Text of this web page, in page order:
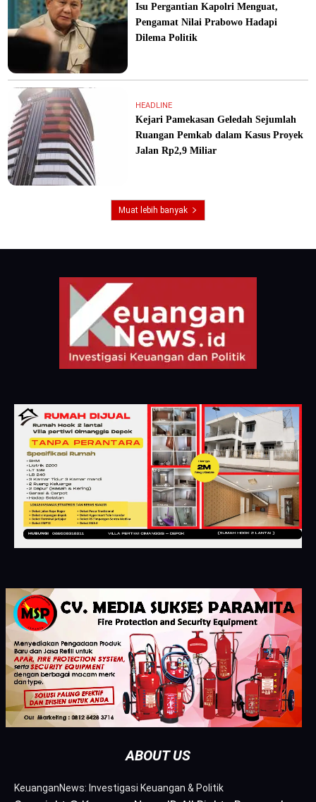
Isu Pergantian Kapolri Menguat,
Pengamat Nilai Prabowo Hadapi
Dilema Politik
HEADLINE
Kejari Pamekasan Geledah Sejumlah
Ruangan Pemkab dalam Kasus Proyek
Jalan Rp2,9 Miliar
Muat lebih banyak
ABOUT US
KeuanganNews: Investigasi Keuangan & Politik